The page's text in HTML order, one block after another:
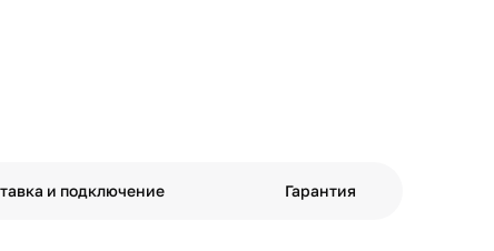
и подключение Гарантия